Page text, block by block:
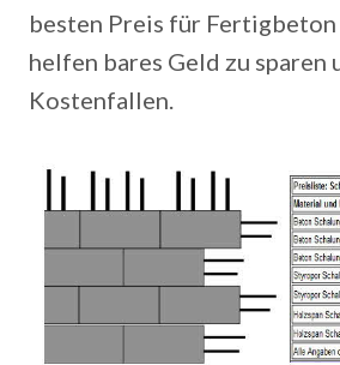
besten Preis für Fertigbeton
helfen bares Geld zu sparen
Kostenfallen.